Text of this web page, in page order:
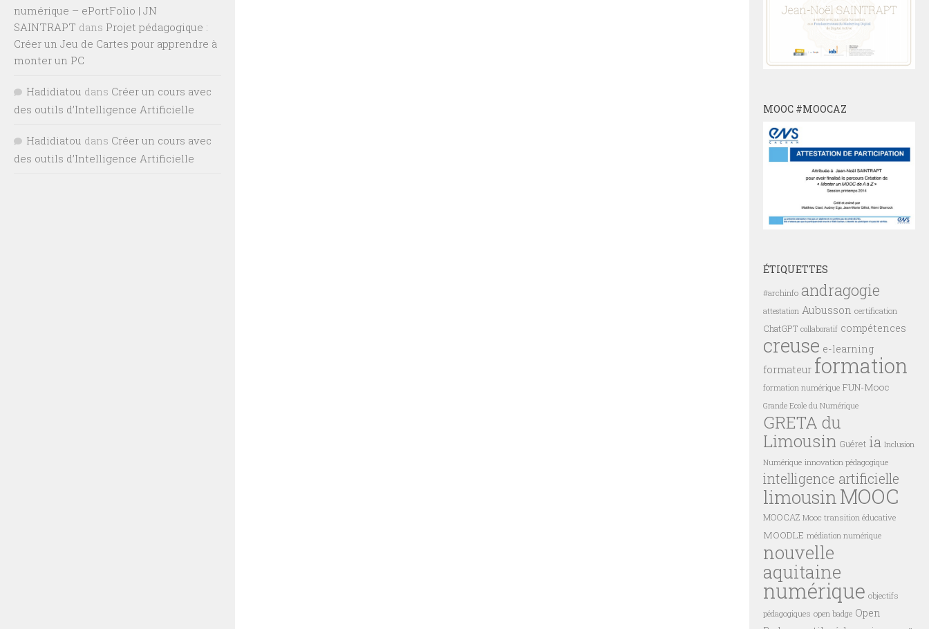
numérique – ePortFolio | JN
SAINTRAPT dans Projet pédagogique :
Créer un Jeu de Cartes pour apprendre à
monter un PC
Hadidiatou dans Créer un cours avec
des outils d’Intelligence Artificielle
Hadidiatou dans Créer un cours avec
des outils d’Intelligence Artificielle
MOOC #MOOCAZ
ÉTIQUETTES
#archinfo andragogie
attestation Aubusson certification
ChatGPT collaboratif compétences
creuse e-learning
formateur formation
formation numérique FUN-Mooc
Grande Ecole du Numérique
GRETA du
Limousin Guéret ia Inclusion
Numérique innovation pédagogique
intelligence artificielle
limousin MOOC
MOOCAZ Mooc transition éducative
MOODLE médiation numérique
nouvelle
aquitaine
numérique objectifs
pédagogiques open badge Open